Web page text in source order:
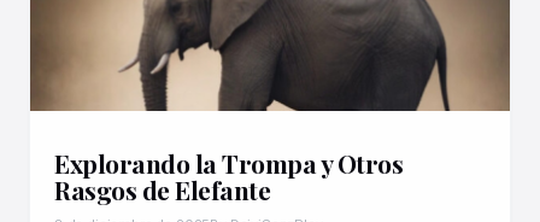
Explorando la Trompa y Otros
Rasgos de Elefante